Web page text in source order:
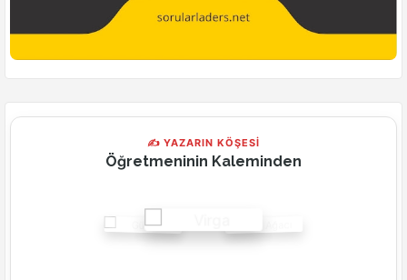
✍ YAZARIN KÖŞESİ
Öğretmeninin Kaleminden